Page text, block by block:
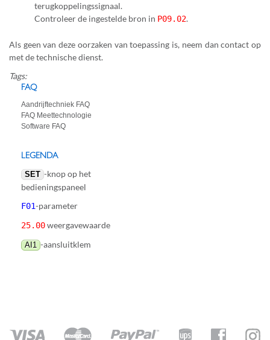
terugkoppelingssignaal.
Controleer de ingestelde bron in P09.02.
Als geen van deze oorzaken van toepassing is, neem dan contact op
met de technische dienst.
Tags:
FAQ
Aandrijftechniek FAQ
FAQ Meettechnologie
Software FAQ
LEGENDA
SET -knop op het
bedieningspaneel
F01-parameter
25.00weergavewaarde
AI1 -aansluitklem